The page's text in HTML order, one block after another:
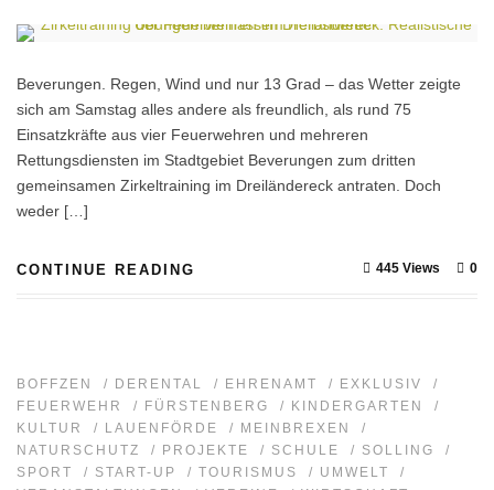
Beverungen. Regen, Wind und nur 13 Grad – das Wetter zeigte
sich am Samstag alles andere als freundlich, als rund 75
Einsatzkräfte aus vier Feuerwehren und mehreren
Rettungsdiensten im Stadtgebiet Beverungen zum dritten
gemeinsamen Zirkeltraining im Dreiländereck antraten. Doch
weder […]
CONTINUE READING 0
445 Views
BOFFZEN / DERENTAL / EHRENAMT / EXKLUSIV
/
FEUERWEHR
/ FÜRSTENBERG / KINDERGARTEN
/
KULTUR
/ LAUENFÖRDE / MEINBREXEN
/
NATURSCHUTZ
/ PROJEKTE / SCHULE / SOLLING
/
SPORT
/ START-UP / TOURISMUS / UMWELT
/